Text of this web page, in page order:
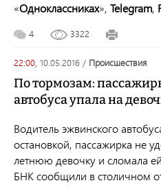
«Одноклассниках», Telegram,
4 3322
22:00, 10.05.2016 / происшествия
По тормозам:
автобуса упала на
Водитель эжвинского
остановкой, пассажирка не
летнюю девочку и сломала
БНК сообщили в столичном